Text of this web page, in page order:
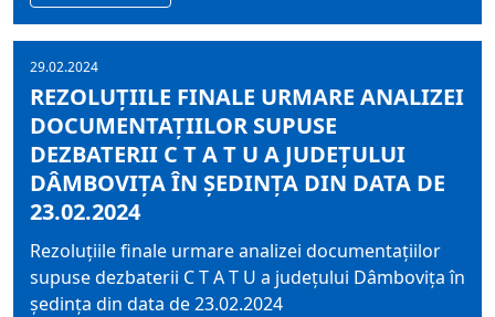
29.02.2024
REZOLUŢIILE FINALE URMARE ANALIZEI
DOCUMENTAŢIILOR SUPUSE
DEZBATERII C T A T U A JUDEŢULUI
DÂMBOVIȚA ÎN ŞEDINŢA DIN DATA DE
23.02.2024
Rezoluţiile finale urmare analizei documentaţiilor
supuse dezbaterii C T A T U a judeţului Dâmbovița în
şedinţa din data de 23.02.2024